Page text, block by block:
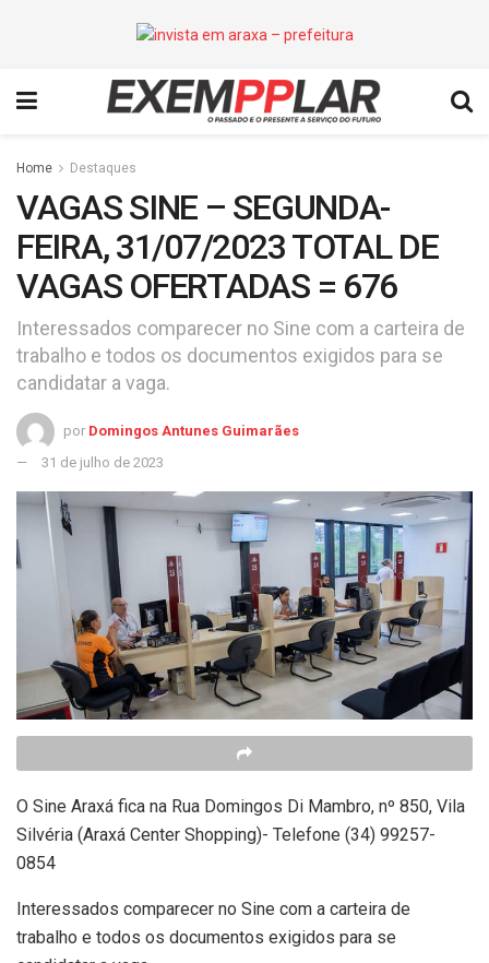
Home Destaques
VAGAS SINE – SEGUNDA-
FEIRA, 31/07/2023 TOTAL DE
VAGAS OFERTADAS = 676
Interessados comparecer no Sine com a carteira de
trabalho e todos os documentos exigidos para se
candidatar a vaga.
por Domingos Antunes Guimarães
31 de julho de 2023
O Sine Araxá fica na Rua Domingos Di Mambro, nº 850, Vila
Silvéria (Araxá Center Shopping)- Telefone (34) 99257-
0854
Interessados comparecer no Sine com a carteira de
trabalho e todos os documentos exigidos para se